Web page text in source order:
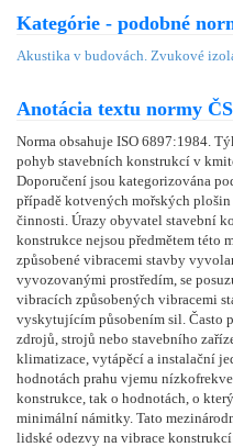
Kategórie - podobné
Akustika v budovách. Zvukové
Anotácia textu normy
Norma obsahuje ISO 6897:1984.
pohyb stavebních konstrukcí v
Doporučení jsou kategorizována
případě kotvených mořských
činnosti. Úrazy obyvatel stavební
konstrukce nejsou předmětem této
způsobené vibracemi stavby
vyvozovanými prostředím, se
vibracích způsobených vibracemi
vyskytujícím působením sil. Často
zdrojů, strojů nebo stavebního
klimatizace, vytápěcí a instalační
hodnotách prahu vjemu
konstrukce, tak o hodnotách, o
minimální námitky. Tato
lidské odezvy na vibrace